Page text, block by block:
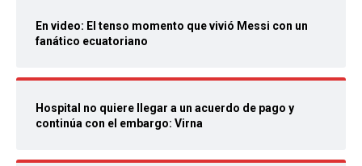
En video: El tenso momento que vivió Messi con un
fanático ecuatoriano
Hospital no quiere llegar a un acuerdo de pago y
continúa con el embargo: Virna